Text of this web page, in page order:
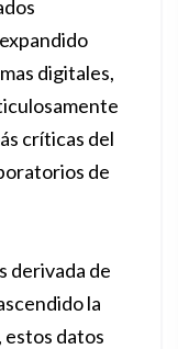
digitales,
críticas del
de
derivada de
la
estos datos